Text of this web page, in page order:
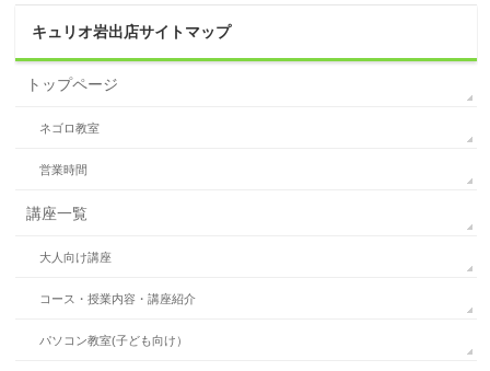
キュリオ岩出店サイトマップ
トップページ
ネゴロ教室
営業時間
講座一覧
大人向け講座
コース・授業内容・講座紹介
パソコン教室(子ども向け）